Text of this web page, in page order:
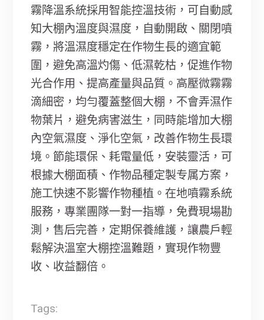
霧降溫系統採用智能控溫技術，可自動感
知大棚內溫度與濕度，自動開啟、關閉噴
霧，將溫濕度穩定在作物生長的適宜範
圍，避免高溫灼傷、低濕乾枯，促進作物
光合作用、提高產量與品質。高壓微霧霧
滴細密，均勻覆蓋整個大棚，不會弄濕作
物葉片，避免病害滋生，同時能增加大棚
內空氣濕度、淨化空氣，改善作物生長環
境。節能環保、耗電量低，安裝靈活，可
根據大棚面積、作物品種定製专属方案，
施工快速不影響作物種植。在地噴霧系統
服務，專業團隊一對一指導，免費現場勘
測，售后完善，定期保養維護，讓農戶輕
鬆解決溫室大棚控溫難題，實現作物豐
收、收益翻倍。
Tags: